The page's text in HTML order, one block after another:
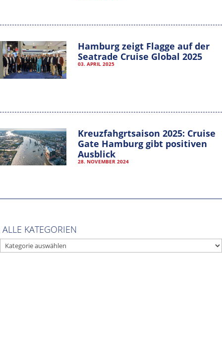
Hamburg zeigt Flagge auf der
Seatrade Cruise Global 2025
03. APRIL 2025
Kreuzfahgrtsaison 2025: Cruise
Gate Hamburg gibt positiven
Ausblick
28. NOVEMBER 2024
ALLE KATEGORIEN
ALLE
KATEGORIEN
20355 Hamburg
T: +49-40-30051-394
MITGLIEDER-LOGIN